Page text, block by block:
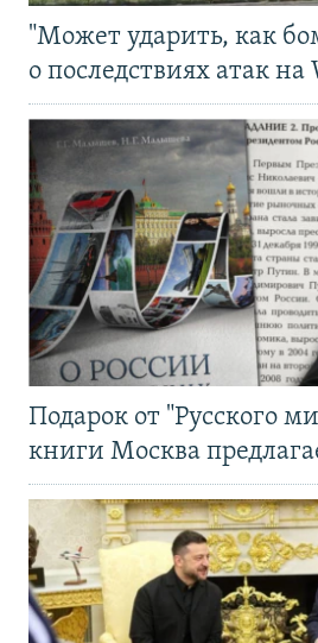
"Может ударить, как
о последствиях атак
Подарок от "Русского
книги Москва